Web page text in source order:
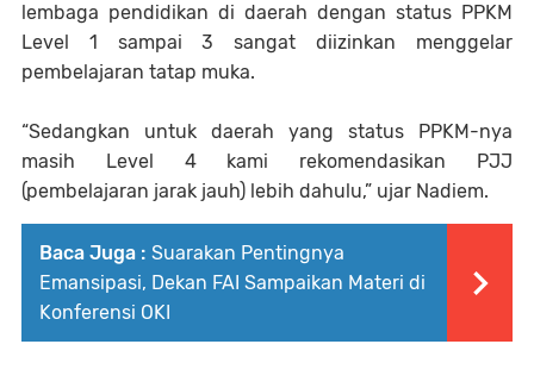
lembaga pendidikan di daerah dengan status PPKM
Level 1 sampai 3 sangat diizinkan menggelar
pembelajaran tatap muka.
“Sedangkan untuk daerah yang status PPKM-nya
masih Level 4 kami rekomendasikan PJJ
(pembelajaran jarak jauh) lebih dahulu,” ujar Nadiem.
Baca Juga : Suarakan Pentingnya
Emansipasi, Dekan FAI Sampaikan Materi di
Konferensi OKI